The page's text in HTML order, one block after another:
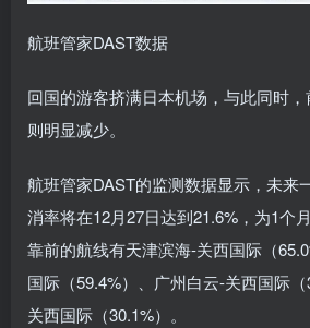
航班管家DAST数据
回国的游客挤满日本机场，与此同时
则明显减少。
航班管家DAST的监测数据显示，未来
消率将在12月27日达到21.6%，为1个
靠前的航线有天津滨海-关西国际（
国际（59.4%）、广州白云-关西国际
关西国际（30.1%）。